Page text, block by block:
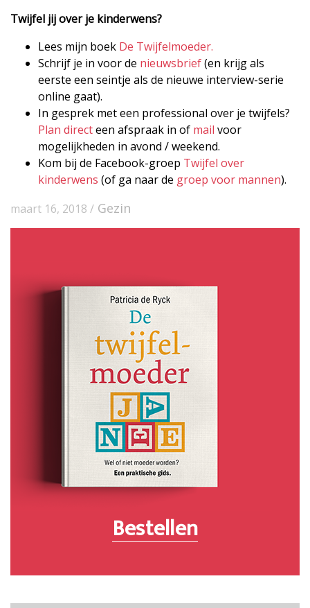
Twijfel jij over je kinderwens?
Lees mijn boek De Twijfelmoeder.
Schrijf je in voor de nieuwsbrief(en krijg als
eerste een seintje als de nieuwe interview-serie
online gaat).
In gesprek met een professional over je twijfels?
Plan directeen afspraak in of mail voor
mogelijkheden in avond / weekend.
Kom bij de Facebook-groep Twijfel over
kinderwens (of ga naar de groep voor mannen).
maart 16, 2018 / Gezin
Bestellen